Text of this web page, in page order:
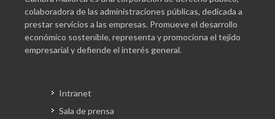
colaboradora de las administraciones públicas, dedicada a
prestar servicios a las empresas. Promueve el desarrollo
económico sostenible, representa y promociona el tejido
empresarial y defiende el interés general.
Intranet
Sala de prensa